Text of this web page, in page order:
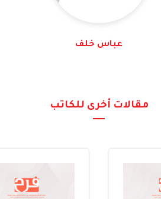
عباس خلف
مقالات أخرى للكاتب